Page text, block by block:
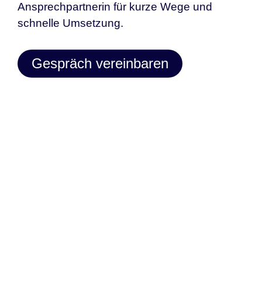
Ansprechpartnerin für kurze Wege und
schnelle Umsetzung.
Gespräch vereinbaren